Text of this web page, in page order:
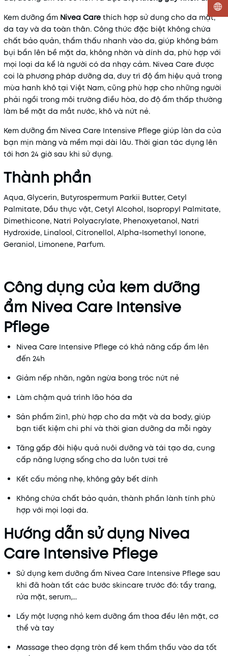
Mã khuyến mãi:
Điều kiện:
Kem dưỡng ẩm Nivea Care thích hợp sử dung cho da mặt,
da tay và da toàn thân. Công thức đặc biệt không chứa
chất bảo quản, thẩm thấu nhanh vào da, giúp không bám
bụi bẩn lên bề mặt da, không nhờn và dính da, phù hợp với
mọi loại da kể là người có da nhạy cảm. Nivea Care được
coi là phương pháp dưỡng da, duy trì độ ẩm hiệu quả trong
mùa hanh khô tại Việt Nam, cũng phù hợp cho những người
phải ngồi trong môi trường điều hòa, do độ ẩm thấp thường
làm bề mặt da mắt nước, khô và nứt nẻ.
Kem dưỡng ẩm Nivea Care Intensive Pflege giúp làn da của
bạn mịn màng và mềm mại dài lâu. Thời gian tác dụng lên
tới hơn 24 giờ sau khi sử dụng.
Thành phần
Aqua, Glycerin, Butyrospermum Parkii Butter, Cetyl
Palmitate, Dầu thực vật, Cetyl Alcohol, Isopropyl Palmitate,
Dimethicone, Natri Polyacrylate, Phenoxyetanol, Natri
Hydroxide, Linalool, Citronellol, Alpha-Isomethyl Ionone,
Geraniol, Limonene, Parfum.
Công dụng của kem dưỡng
ẩm Nivea Care Intensive
Pflege
Nivea Care Intensive Pflege có khả năng cấp ẩm lên
đến 24h
Giảm nếp nhăn, ngăn ngừa bong tróc nứt nẻ
Làm chậm quá trình lão hóa da
Sản phẩm 2in1, phù hợp cho da mặt và da body, giúp
bạn tiết kiệm chi phí và thời gian dưỡng da mỗi ngày
Tăng gấp đôi hiệu quả nuôi dưỡng và tái tạo da, cung
cấp năng lượng sống cho da luôn tươi trẻ
Kết cấu mỏng nhẹ, không gây bết dính
Không chứa chất bảo quản, thành phần lành tính phù
hợp với mọi loại da.
Hướng dẫn sử dụng Nivea
Care Intensive Pflege
Sử dụng kem dưỡng ẩm Nivea Care Intensive Pflege sau
khi đã hoàn tất các bước skincare trước đó: tẩy trang,
rửa mặt, serum,...
Lấy một lượng nhỏ kem dưỡng ẩm thoa đều lên mặt, cơ
thể và tay
Massage theo dạng tròn để kem thẩm thấu vào da tốt